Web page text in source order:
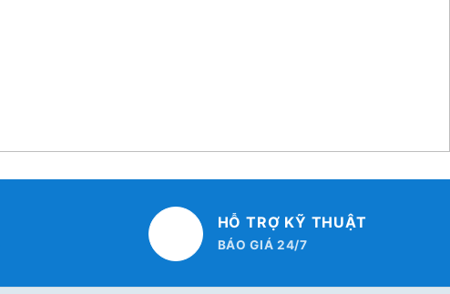
HỖ TRỢ KỸ THUẬT
BÁO GIÁ 24/7